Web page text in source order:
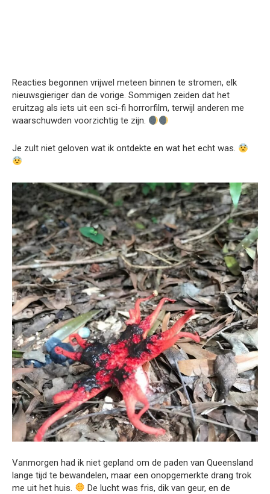
Reacties begonnen vrijwel meteen binnen te stromen, elk
nieuwsgieriger dan de vorige. Sommigen zeiden dat het
eruitzag als iets uit een sci-fi horrorfilm, terwijl anderen me
waarschuwden voorzichtig te zijn.
Je zult niet geloven wat ik ontdekte en wat het echt was.
Vanmorgen had ik niet gepland om de paden van Queensland
lange tijd te bewandelen, maar een onopgemerkte drang trok
me uit het huis.
De lucht was fris, dik van geur, en de